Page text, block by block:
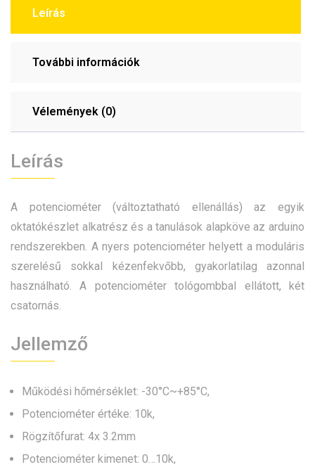
Leírás
További információk
Vélemények (0)
Leírás
A potenciométer (változtatható ellenállás) az egyik
oktatókészlet alkatrész és a tanulások alapköve az arduino
rendszerekben. A nyers potenciométer helyett a moduláris
szerelésű sokkal kézenfekvőbb, gyakorlatilag azonnal
használható. A potenciométer tológombbal ellátott, két
csatornás.
Jellemző
Működési hőmérséklet: -30°C~+85°C,
Potenciométer értéke: 10k,
Rögzítőfurat: 4x 3.2mm
Potenciométer kimenet: 0…10k,